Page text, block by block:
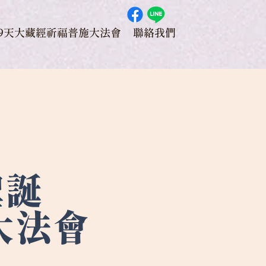
天大藏經祈福普施大法會 聯絡我們
法會